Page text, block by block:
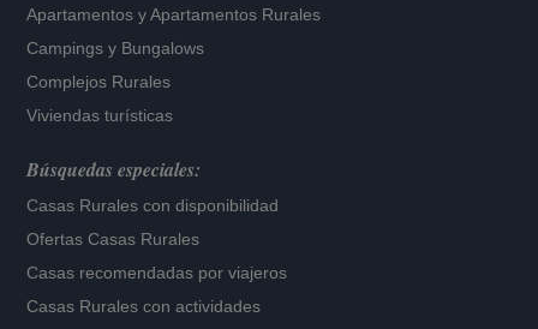
Apartamentos yApartamentos Rurales
Campings y Bungalows
Complejos Rurales
Viviendas turísticas
Búsquedas especiales:
Casas Rurales con disponibilidad
Ofertas Casas Rurales
Casas recomendadas por viajeros
Casas Rurales con actividades